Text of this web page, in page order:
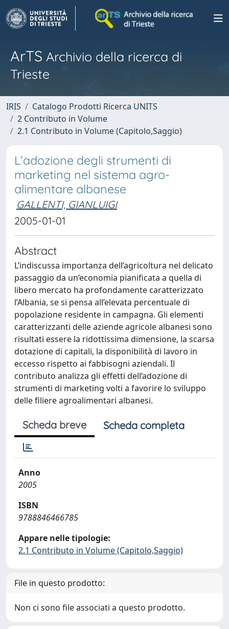
ArTS Archivio della ricerca di
Trieste
IRIS
Catalogo Prodotti Ricerca UNITS
2 Contributo in Volume
2.1 Contributo in Volume (Capitolo,Saggio)
L’adozione degli strumenti di
marketing nel sistema agro-
alimentare albanese
GALLENTI, GIANLUIGI
2005-01-01
Abstract
L’indiscussa importanza dell’agricoltura nel delicato
passaggio da un’economia pianificata a quella di
libero mercato ha profondamente caratterizzato
l’Albania, se si pensa all’elevata percentuale di
popolazione residente in campagna. Gli elementi
caratterizzanti delle aziende agricole albanesi sono
risultati essere la ridottissima dimensione, la scarsa
dotazione di capitali, la disponibilità di lavoro in
eccesso rispetto ai fabbisogni aziendali. Il
contributo analizza gli effetti dell’adozione di
strumenti di marketing volti a favorire lo sviluppo
delle filiere agroalimentari albanesi.
Scheda breve Scheda completa
Anno
2005
ISBN
9788846466785
Appare nelle tipologie:
2.1 Contributo in Volume (Capitolo,Saggio)
File in questo prodotto:
Non ci sono file associati a questo prodotto.